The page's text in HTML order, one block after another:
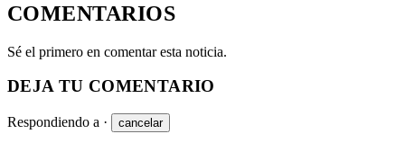
COMENTARIOS
Sé el primero en comentar esta noticia.
DEJA TU COMENTARIO
Respondiendo a · cancelar